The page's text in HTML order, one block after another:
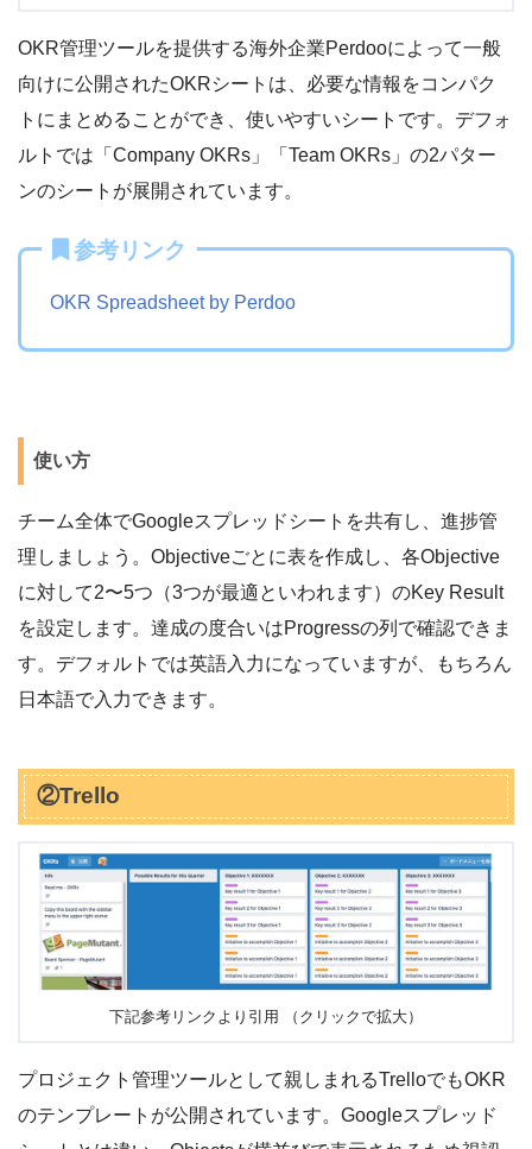
OKR管理ツールを提供する海外企業Perdooによって一般
向けに公開されたOKRシートは、必要な情報をコンパク
トにまとめることができ、使いやすいシートです。デフォ
ルトでは「Company OKRs」「Team OKRs」の2パター
ンのシートが展開されています。
参考リンク
OKR Spreadsheet by Perdoo
使い方
チーム全体でGoogleスプレッドシートを共有し、進捗管
理しましょう。Objectiveごとに表を作成し、各Objective
に対して2〜5つ（3つが最適といわれます）のKey Result
を設定します。達成の度合いはProgressの列で確認できま
す。デフォルトでは英語入力になっていますが、もちろん
日本語で入力できます。
②Trello
下記参考リンクより引用 （クリックで拡大）
プロジェクト管理ツールとして親しまれるTrelloでもOKR
のテンプレートが公開されています。Googleスプレッド